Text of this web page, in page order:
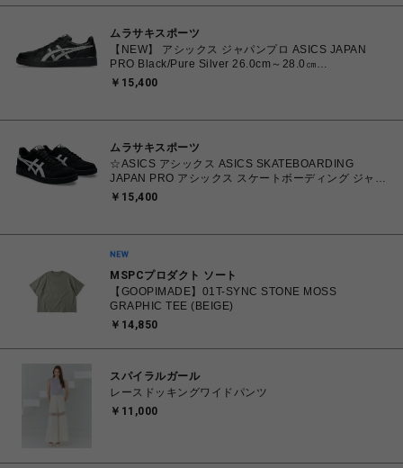
ムラサキスポーツ
【NEW】 アシックス ジャパンプロ ASICS JAPAN
PRO Black/Pure Silver 26.0cm～28.0㎝
1203B205.001 4573690068224 メンズ スニーカー
￥15,400
ムラサキスポーツ
☆ASICS アシックス ASICS SKATEBOARDING
JAPAN PRO アシックス スケートボーディング ジャパ
ンプロ Black/White 26.0㎝～28.5㎝
￥15,400
MSPCプロダクト ソート
【GOOPIMADE】01T-SYNC STONE MOSS
GRAPHIC TEE (BEIGE)
￥14,850
スパイラルガール
レースドッキングワイドパンツ
￥11,000